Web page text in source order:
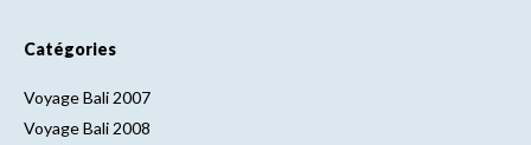
Catégories
Voyage Bali 2007
Voyage Bali 2008